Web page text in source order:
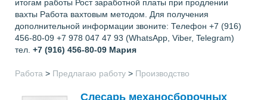
итогам работы Рост заработной платы при продлении
вахты Работа вахтовым методом. Для получения
дополнительной информации звоните: Телефон +7 (916)
456-80-09 +7 978 047 47 93 (WhatsApp, Viber, Telegram)
тел. +7 (916) 456-80-09 Мария
Работа > Предлагаю работу > Производство
Слесарь механосборочных